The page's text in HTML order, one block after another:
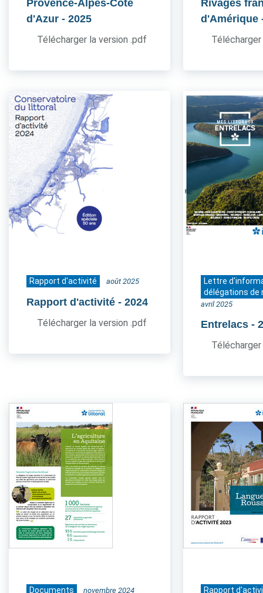
Provence-Alpes-Côte
d'Azur - 2025
Télécharger la version .pdf
Rivages
d'Amérique
Rapport d'activité août 2025
Rapport d'activité - 2024
Télécharger la version .pdf
Lettre
délégations de
avril 2025
Entrelacs -
Documents novembre 2024 Rapport